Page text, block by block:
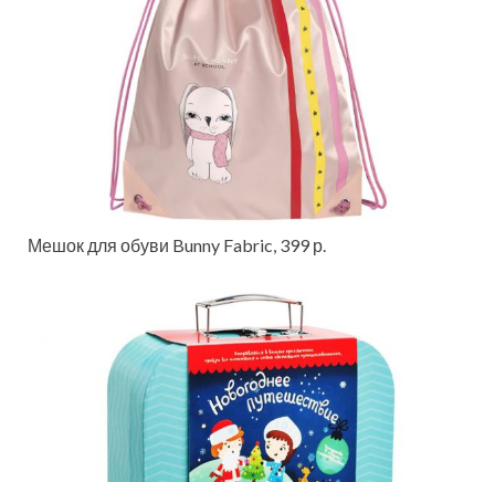
Мешок для обуви Bunny Fabric, 399 р.